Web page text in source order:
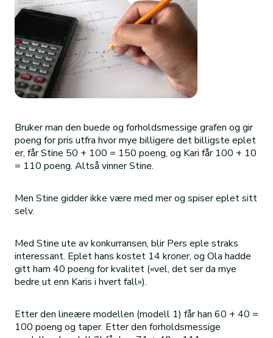
Bruker man den buede og forholdsmessige grafen og gir
poeng for pris utfra hvor mye billigere det billigste eplet
er, får Stine 50 + 100 = 150 poeng, og Kari får 100 + 10
= 110 poeng. Altså vinner Stine.
Men Stine gidder ikke være med mer og spiser eplet sitt
selv.
Med Stine ute av konkurransen, blir Pers eple straks
interessant. Eplet hans kostet 14 kroner, og Ola hadde
gitt ham 40 poeng for kvalitet («vel, det ser da mye
bedre ut enn Karis i hvert fall»).
Etter den lineære modellen (modell 1) får han 60 + 40 =
100 poeng og taper. Etter den forholdsmessige